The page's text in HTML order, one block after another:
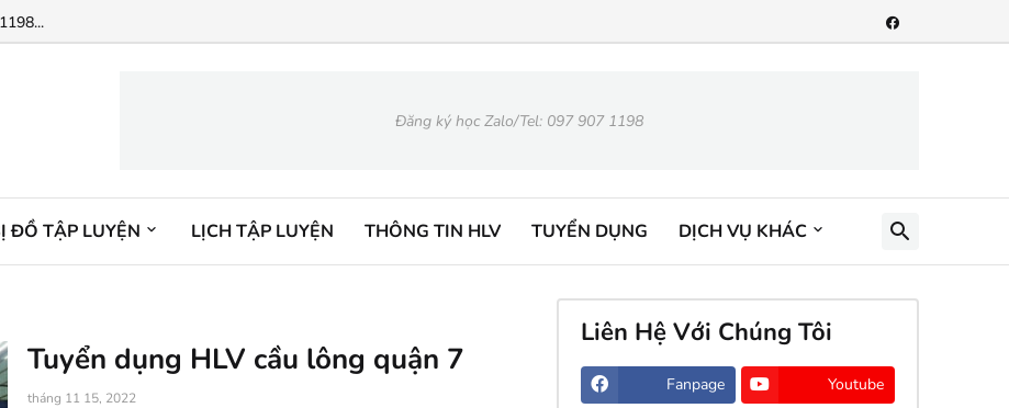
Đăng ký học Zalo/Tel: 097 907 1198
ĐỒ TẬP LUYỆN LỊCH TẬP LUYỆN THÔNG TIN HLV TUYỂN DỤNG DỊCH VỤ KHÁC
Tuyển dụng HLV cầu lông quận 7
tháng 11 15, 2022
Liên Hệ Với Chúng Tôi
Fanpage Youtube